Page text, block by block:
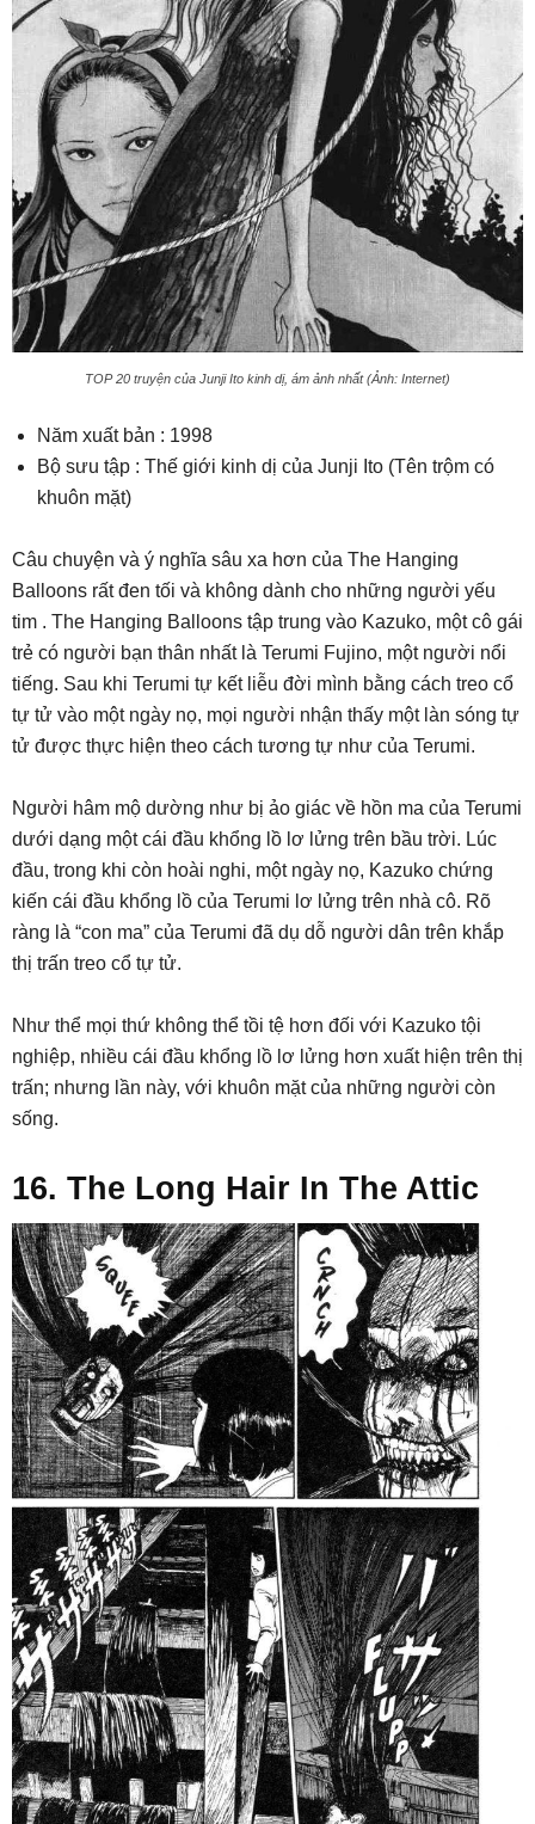
TOP 20 truyện của Junji Ito kinh dị, ám ảnh nhất (Ảnh: Internet)
Năm xuất bản : 1998
Bộ sưu tập : Thế giới kinh dị của Junji Ito (Tên trộm có
khuôn mặt)
Câu chuyện và ý nghĩa sâu xa hơn của The Hanging
Balloons rất đen tối và không dành cho những người yếu
tim . The Hanging Balloons tập trung vào Kazuko, một cô gái
trẻ có người bạn thân nhất là Terumi Fujino, một người nổi
tiếng. Sau khi Terumi tự kết liễu đời mình bằng cách treo cổ
tự tử vào một ngày nọ, mọi người nhận thấy một làn sóng tự
tử được thực hiện theo cách tương tự như của Terumi.
Người hâm mộ dường như bị ảo giác về hồn ma của Terumi
dưới dạng một cái đầu khổng lồ lơ lửng trên bầu trời. Lúc
đầu, trong khi còn hoài nghi, một ngày nọ, Kazuko chứng
kiến ​​​​cái đầu khổng lồ của Terumi lơ lửng trên nhà cô. Rõ
ràng là “con ma” của Terumi đã dụ dỗ người dân trên khắp
thị trấn treo cổ tự tử.
Như thể mọi thứ không thể tồi tệ hơn đối với Kazuko tội
nghiệp, nhiều cái đầu khổng lồ lơ lửng hơn xuất hiện trên thị
trấn; nhưng lần này, với khuôn mặt của những người còn
sống.
16. The Long Hair In The Attic